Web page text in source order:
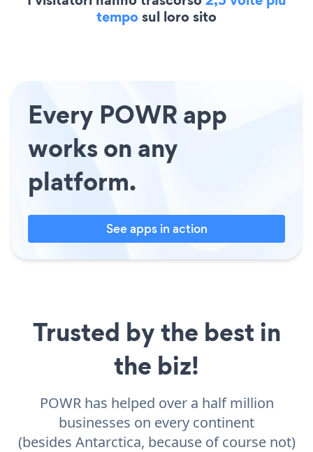
temposul loro sito
Every POWR app
works on any
platform.
See apps in action
Trusted by the best in
the biz!
POWR has helped over a half million
businesses on every continent
(besides Antarctica, because of course not)